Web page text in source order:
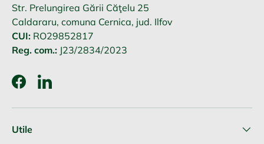
Str. Prelungirea Gării Căţelu 25
Caldararu, comuna Cernica, jud. Ilfov
CUI: RO29852817
Reg. com.: J23/2834/2023
FacebookLinkedIn
Utile